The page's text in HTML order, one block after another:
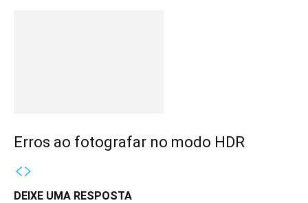
Erros ao fotografar no modo HDR
DEIXE UMA RESPOSTA